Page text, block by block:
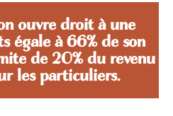
ouvre droit à une
égale à 66% de son
de 20% du revenu
les particuliers.